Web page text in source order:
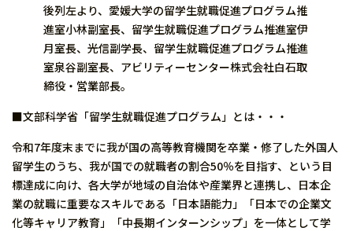
後列左より、愛媛大学の留学生就職促進プログラム推
進室小林副室長、留学生就職促進プログラム推進室伊
月室長、光信副学長、留学生就職促進プログラム推進
室泉谷副室長、アビリティーセンター株式会社白石取
締役・営業部長。
■文部科学省「留学生就職促進プログラム」とは・・・
令和7年度末までに我が国の高等教育機関を卒業・修了した外国人
留学生のうち、我が国での就職者の割合50％を目指す、という目
標達成に向け、各大学が地域の自治体や産業界と連携し、日本企
業の就職に重要なスキルである「日本語能力」「日本での企業文
化等キャリア教育」「中長期インターンシップ」を一体として学